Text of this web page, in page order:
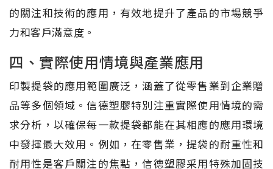
的關注和技術的應用，有效地提升了產品的市場競爭
力和客戶滿意度。
四、實際使用情境與產業應用
印製提袋的應用範圍廣泛，涵蓋了從零售業到企業贈
品等多個領域。信德塑膠特別注重實際使用情境的需
求分析，以確保每一款提袋都能在其相應的應用環境
中發揮最大效用。例如，在零售業，提袋的耐重性和
耐用性是客戶關注的焦點，信德塑膠采用特殊加固技